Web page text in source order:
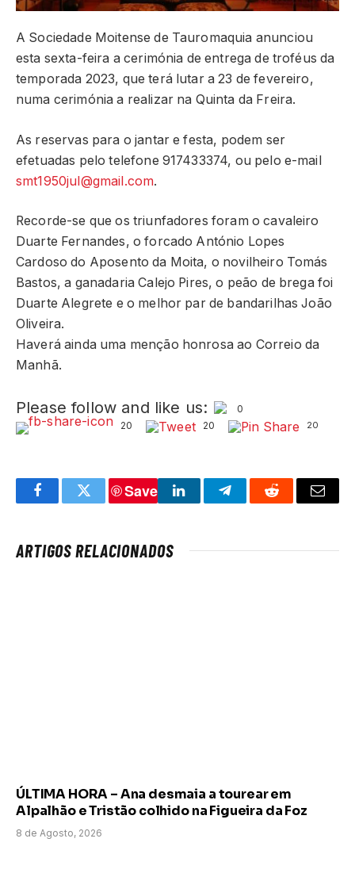
A Sociedade Moitense de Tauromaquia anunciou
esta sexta-feira a cerimónia de entrega de troféus da
temporada 2023, que terá lutar a 23 de fevereiro,
numa cerimónia a realizar na Quinta da Freira.
As reservas para o jantar e festa, podem ser
efetuadas pelo telefone 917433374, ou pelo e-mail
smt1950jul@gmail.com.
Recorde-se que os triunfadores foram o cavaleiro
Duarte Fernandes, o forcado António Lopes
Cardoso do Aposento da Moita, o novilheiro Tomás
Bastos, a ganadaria Calejo Pires, o peão de brega foi
Duarte Alegrete e o melhor par de bandarilhas João
Oliveira.
Haverá ainda uma menção honrosa ao Correio da
Manhã.
Please follow and like us:
0
20
20 20
FacebookTwitter
Save
LinkedInTelegramReddit Email
ARTIGOS RELACIONADOS
ÚLTIMA HORA – Ana desmaia a tourear em
Alpalhão e Tristão colhido na Figueira da Foz
8 de Agosto, 2026